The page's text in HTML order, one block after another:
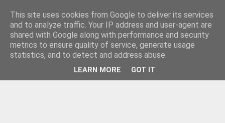
This site uses cookies from Google to deliver its services
and to analyze traffic. Your IP address and user-agent are
shared with Google along with performance and security
metrics to ensure quality of service, generate usage
statistics, and to detect and address abuse.
LEARN MORE GOT IT